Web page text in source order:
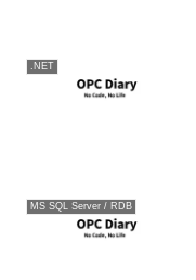
.NET
MS SQL Server / RDB